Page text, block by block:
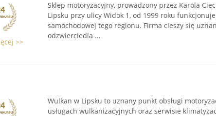
>>
Sklep motoryzacyjny, prowadzony przez Karola
Lipsku przy ulicy Widok 1, od 1999 roku
samochodowej tego regionu. Firma cieszy się
odzwierciedla ...
Wulkan w Lipsku to uznany punkt obsługi
usługach wulkanizacyjnych oraz serwisie